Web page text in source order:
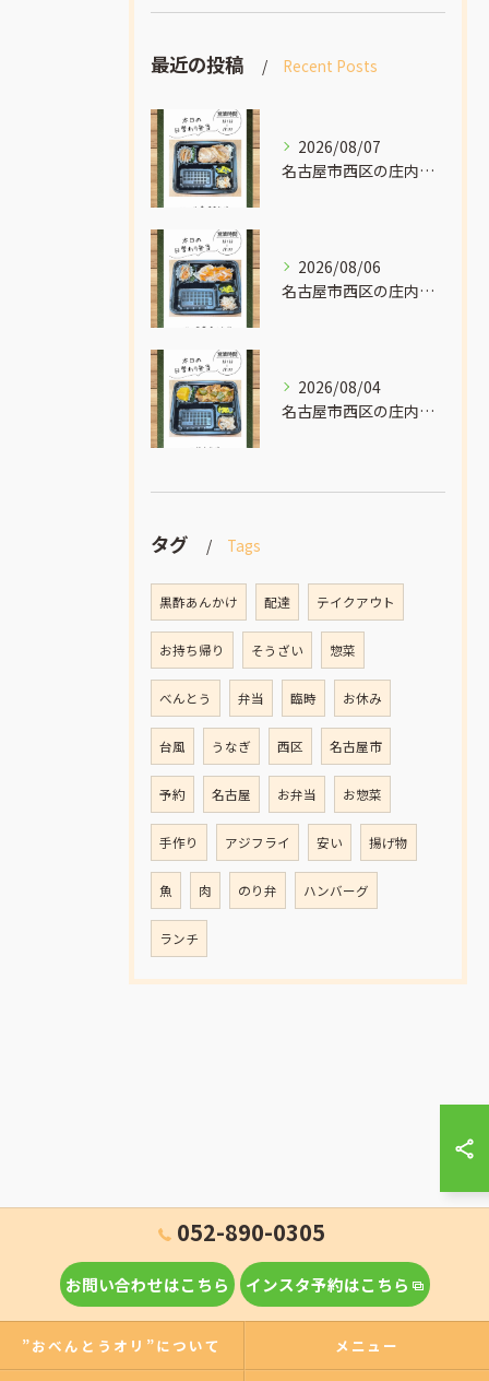
最近の投稿 Recent Posts
2026/08/07
名古屋市西区の庄内通でオレンジ色の看板が目印のおべんとうオリ...
2026/08/06
名古屋市西区の庄内通でオレンジ色の看板が目印のおべんとうオリ...
2026/08/04
名古屋市西区の庄内通でオレンジ色の看板が目印のおべんとうオリ...
タグ Tags
黒酢あんかけ 配達 テイクアウト
お持ち帰り そうざい 惣菜
べんとう 弁当 臨時 お休み
台風 うなぎ 西区 名古屋市
予約 名古屋 お弁当 お惣菜
手作り アジフライ 安い 揚げ物
魚 肉 のり弁 ハンバーグ
ランチ
052-890-0305
お問い合わせはこちら インスタ予約はこちら
”おべんとうオリ”について メニュー